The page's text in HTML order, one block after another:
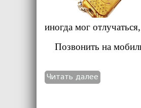
иногда мог
Позвонить на
Читать далее